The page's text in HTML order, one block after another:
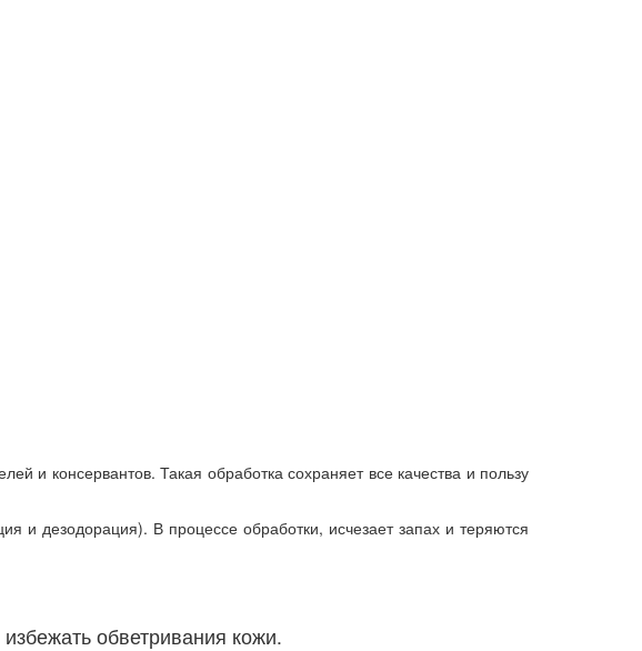
и консервантов. Такая обработка сохраняет все качества и пользу
и дезодорация). В процессе обработки, исчезает запах и теряются
обветривания кожи.